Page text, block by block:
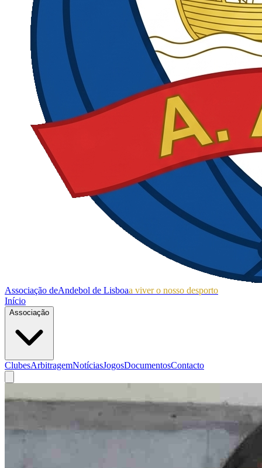
Associação deAndebol de Lisboaa viver o nosso desporto
Início
Associação
ClubesArbitragemNotíciasJogosDocumentosContacto